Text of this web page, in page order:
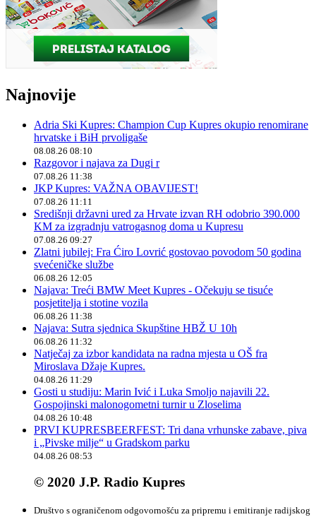
Najnovije
Adria Ski Kupres: Champion Cup Kupres okupio renomirane
hrvatske i BiH prvoligaše
08.08.26 08:10
Razgovor i najava za Dugi r
07.08.26 11:38
JKP Kupres: VAŽNA OBAVIJEST!
07.08.26 11:11
Središnji državni ured za Hrvate izvan RH odobrio 390.000
KM za izgradnju vatrogasnog doma u Kupresu
07.08.26 09:27
Zlatni jubilej: Fra Ćiro Lovrić gostovao povodom 50 godina
svećeničke službe
06.08.26 12:05
Najava: Treći BMW Meet Kupres - Očekuju se tisuće
posjetitelja i stotine vozila
06.08.26 11:38
Najava: Sutra sjednica Skupštine HBŽ U 10h
06.08.26 11:32
Natječaj za izbor kandidata na radna mjesta u OŠ fra
Miroslava Džaje Kupres.
04.08.26 11:29
Gosti u studiju: Marin Ivić i Luka Smoljo najavili 22.
Gospojinski malonogometni turnir u Zloselima
04.08.26 10:48
PRVI KUPRESBEERFEST: Tri dana vrhunske zabave, piva
i „Pivske milje“ u Gradskom parku
04.08.26 08:53
© 2020 J.P. Radio Kupres
Društvo s ograničenom odgovornošću za pripremu i emitiranje radijskog